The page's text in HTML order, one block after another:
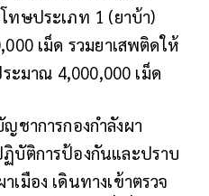
ทษประเภท 1 (ยาบ้า)
เม็ด รวมยาเสพติดให้
ะมาณ 4,000,000 เม็ด
ชาการกองกำลังผา
บัติการป้องกันและปราบ
เมือง เดินทางเข้าตรวจ